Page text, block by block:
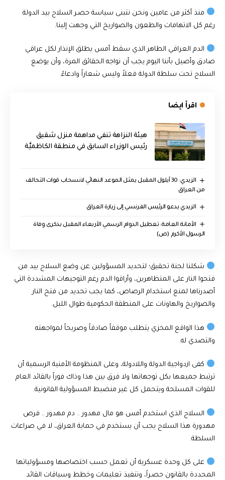
منذ أكثر من عامين ونحن نتبنى سياسة حصـر السلاح بيد الدولة
رغم كل الاتهامات والطعون والصواريخ التي وجهت إلينا.
الدم العراقي الطاهر الذي سقط أمس يطلق الإنذار لكل عراقي
صادق وأصيل بأننا اليوم يجب أن نواجه الحقائق المرة، وأن يوضع
السلاح تحت سلطة الدولة فعلاً وليس شعاراً وادعاءً.
اقرأ ايضا
هيئة النزاهة تنفي مداهمة منزل شقيق
رئيس الوزراء السابق في منطقة الكاظميَّة
الزيدي: 30 أيلول المقبل يمثل الموعد النهائي لانسحاب قوات التحالف
من العراق
الزيدي يدعو الرئيس الفرنسي إلى زيارة العراق
الأمانة العامة: تعطيل الدوام الرسمي الأربعاء المقبل بذكرى وفاة
الرسول الأكرم (ص)
شكلنا لجنة تحقيق؛ لتحديد المسؤولين عن وضع السلاح بيد من
فتحوا النار على المتظاهرين، وأراقوا الدم رغم التوجيهات المشددة التي
أصدرناها لمنع استخدام الرصاص، كما يجب تحديد من فتح النار
والصواريخ والهاونات على المنطقة الحكومية طوال الليل.
هذا الواقع المخزي يتطلب موقفاً صادقاً وصريحاً لمواجهته
والتصدي له.
كفى ازدواجية الدولة واللادولة، وعلى المنظومة الأمنية الرسمية أن
ترتبط جميعها بكل توجهاتها ولا فرق بين هذا وذاك فوراً بالقائد العام
للقوات المسلحة ويتحمل كل غير منضبط المسؤولية القانونية.
السلاح الذي استخدم أمس هو مال مهدور .. دم مهدور .. فرص
مهدورة هذا السلاح يجب أن يستخدم في حماية العراق، لا في صراعات
السلطة.
على كل وحدة عسكرية أن تعمل حسب اختصاصها ومسؤولياتها
المحددة بالقانون حصـراً، وتنفيذ تعليمات وخطط وسياقات القائد